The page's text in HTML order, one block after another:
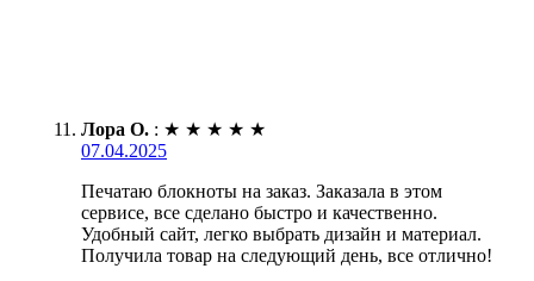
Лора О. : ★ ★ ★ ★ ★
07.04.2025
Печатаю блокноты на заказ. Заказала в этом
сервисе, все сделано быстро и качественно.
Удобный сайт, легко выбрать дизайн и материал.
Получила товар на следующий день, все отлично!